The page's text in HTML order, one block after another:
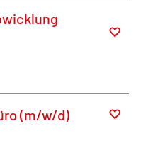
(m/w/d)